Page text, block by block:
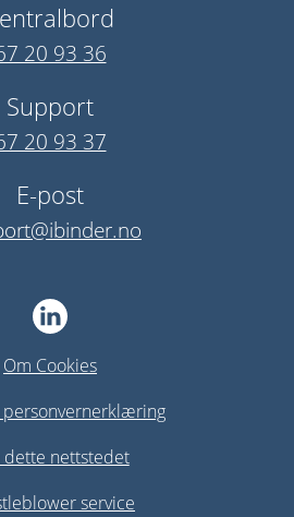
20 93 36
Support
20 93 37
E-post
Om Cookies
personvernerklæring
dette nettstedet
service